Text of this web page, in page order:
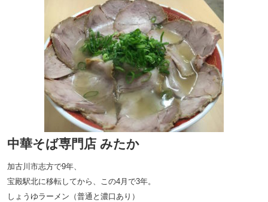
中華そば専門店 みたか
加古川市志方で9年、
宝殿駅北に移転してから、この4月で3年。
しょうゆラーメン（普通と濃口あり）